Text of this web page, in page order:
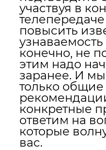
участвуя в
повысить
конечно, не
этим надо
заранее. И
только общие
конкретные
ответим на
которые
вас.